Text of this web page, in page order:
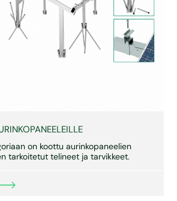
on koottu aurinkopaneelien
tarkoitetut telineet ja tarvikkeet.